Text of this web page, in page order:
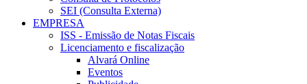
SEI (Consulta Externa)
EMPRESA
ISS - Emissão de Notas Fiscais
Licenciamento e fiscalização
Alvará Online
Eventos